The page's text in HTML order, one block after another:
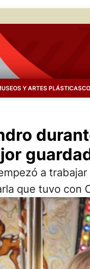
Y ARTES PLÁSTICAS
a
que tuvo con